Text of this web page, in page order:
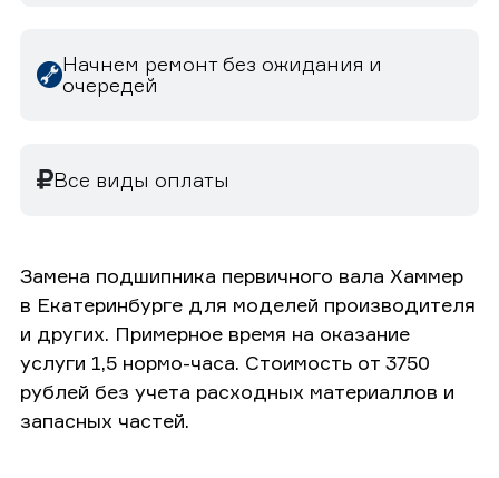
Начнем ремонт без ожидания и
очередей
Все виды оплаты
Замена подшипника первичного вала Хаммер
в Екатеринбурге для моделей производителя
и других. Примерное время на оказание
услуги 1,5 нормо-часа. Стоимость от 3750
рублей без учета расходных материаллов и
запасных частей.